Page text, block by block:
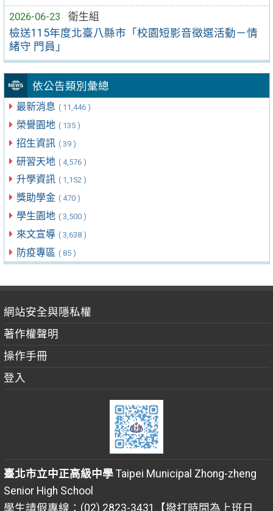
2026-06-23
衛生組
檢送115年度北臺八縣市「校園短影音徵選活動－情
緒守 門員」
依公告類別彙總
最新消息 ( 11,446 )
榮譽園地 ( 135 )
招生資訊 ( 39 )
研習天地 ( 4,576 )
升學資訊 ( 1,152 )
獎助學金 ( 470 )
學生園地 ( 3,500 )
來文宣導 ( 3,638 )
防疫專區 ( 85 )
網站安全與隱私權
著作權聲明
操作手冊
登入
臺北市立中正高級中學Taipei Municipal Zhong-zheng
Senior High School
學生請假專線：(02) 2823-3431【撥打時間為上班日